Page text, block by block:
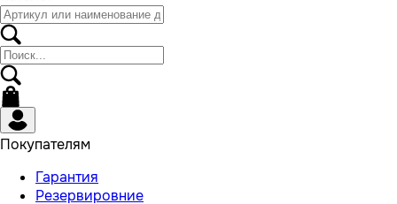
Покупателям
Гарантия
Резервировние